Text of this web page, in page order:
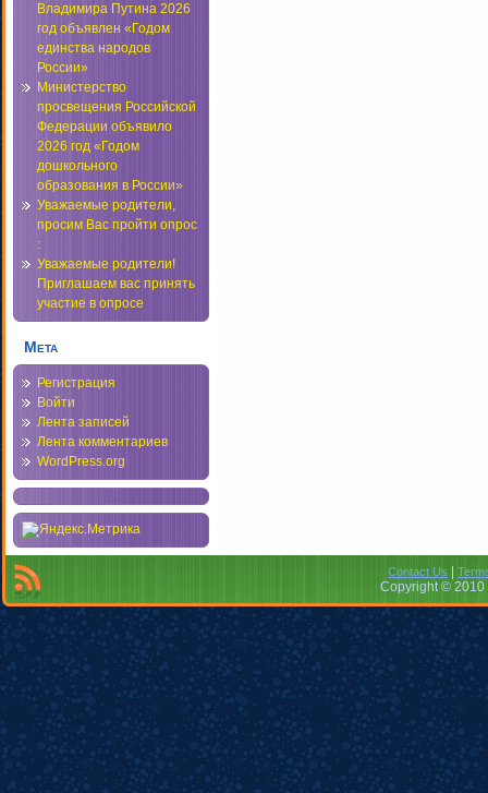
Владимира Путина 2026
год объявлен «Годом
единства народов
России»
Министерство
просвещения Российской
Федерации объявило
2026 год «Годом
дошкольного
образования в России»
Уважаемые родители,
просим Вас пройти опрос
:
Уважаемые родители!
Приглашаем вас принять
участие в опросе
Мета
Регистрация
Войти
Лента записей
Лента комментариев
WordPress.org
Contact Us
Copyright ©